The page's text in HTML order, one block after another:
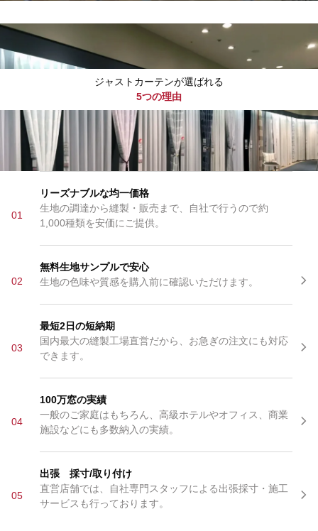
ジャストカーテンが選ばれる
5つの理由
01
リーズナブルな均一価格
生地の調達から縫製・販売まで、自社で行うので約
1,000種類を安価にご提供。
02
無料生地サンプルで安心
生地の色味や質感を購入前に確認いただけます。
03
最短2日の短納期
国内最大の縫製工場直営だから、お急ぎの注文にも対応
できます。
04
100万窓の実績
一般のご家庭はもちろん、高級ホテルやオフィス、商業
施設などにも多数納入の実績。
05
出張 採寸/取り付け
直営店舗では、自社専門スタッフによる出張採寸・施工
サービスも行っております。